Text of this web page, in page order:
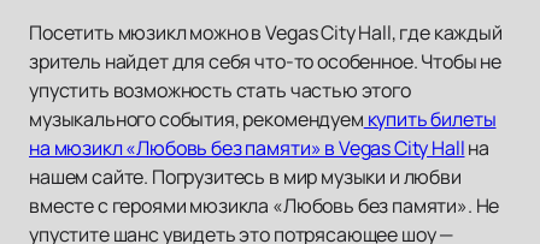
Посетить мюзикл можно в Vegas City Hall, где каждый
зритель найдет для себя что-то особенное. Чтобы не
упустить возможность стать частью этого
музыкального события, рекомендуем купить билеты
на мюзикл «Любовь без памяти» в Vegas City Hallна
нашем сайте. Погрузитесь в мир музыки и любви
вместе с героями мюзикла «Любовь без памяти». Не
упустите шанс увидеть это потрясающее шоу —